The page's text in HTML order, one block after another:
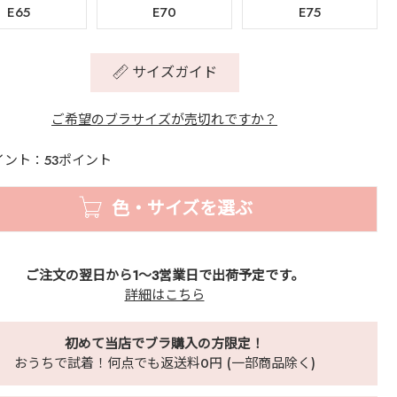
E65 E70 E75
サイズガイド
ご希望のブラサイズが売切れですか？
ト：53ポイント
色・サイズを選ぶ
ご注文の翌日から1～3営業日で出荷予定です。
詳細はこちら
初めて当店でブラ購入の方限定！
おうちで試着！何点でも返送料0円 (一部商品除く)